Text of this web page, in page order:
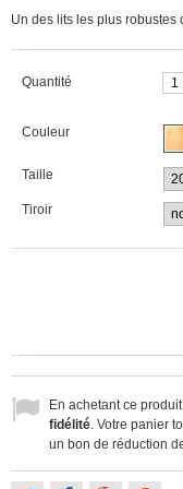
Un des lits les plus robustes
Quantité
Couleur
Taille
Tiroir
En achetant ce
fidélité. Votre panier
un bon de réduction